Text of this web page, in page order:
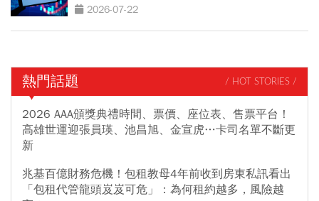
2026-07-22
熱門話題 / HOT STORIES /
2026 AAA頒獎典禮時間、票價、座位表、售票平台！
高雄世運迎張員瑛、池昌旭、金宣虎…卡司名單不斷更
新
兆基百億財務危機！包租教母4年前收到房東私訊看出
「包租代管龍頭岌岌可危」：為何租約越多，風險越